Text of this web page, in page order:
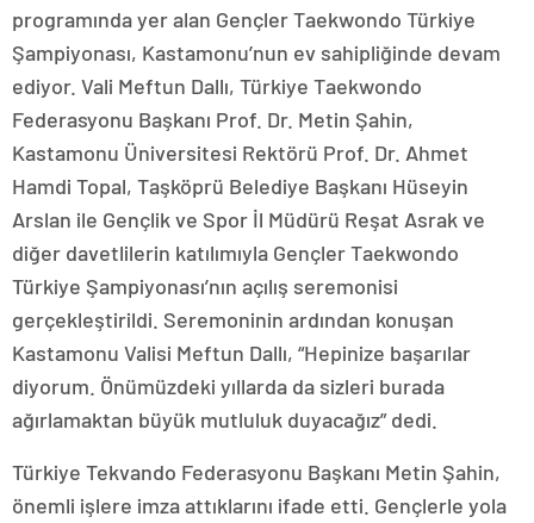
programında yer alan Gençler Taekwondo Türkiye
Şampiyonası, Kastamonu’nun ev sahipliğinde devam
ediyor. Vali Meftun Dallı, Türkiye Taekwondo
Federasyonu Başkanı Prof. Dr. Metin Şahin,
Kastamonu Üniversitesi Rektörü Prof. Dr. Ahmet
Hamdi Topal, Taşköprü Belediye Başkanı Hüseyin
Arslan ile Gençlik ve Spor İl Müdürü Reşat Asrak ve
diğer davetlilerin katılımıyla Gençler Taekwondo
Türkiye Şampiyonası’nın açılış seremonisi
gerçekleştirildi. Seremoninin ardından konuşan
Kastamonu Valisi Meftun Dallı, “Hepinize başarılar
diyorum. Önümüzdeki yıllarda da sizleri burada
ağırlamaktan büyük mutluluk duyacağız” dedi.
Türkiye Tekvando Federasyonu Başkanı Metin Şahin,
önemli işlere imza attıklarını ifade etti. Gençlerle yola